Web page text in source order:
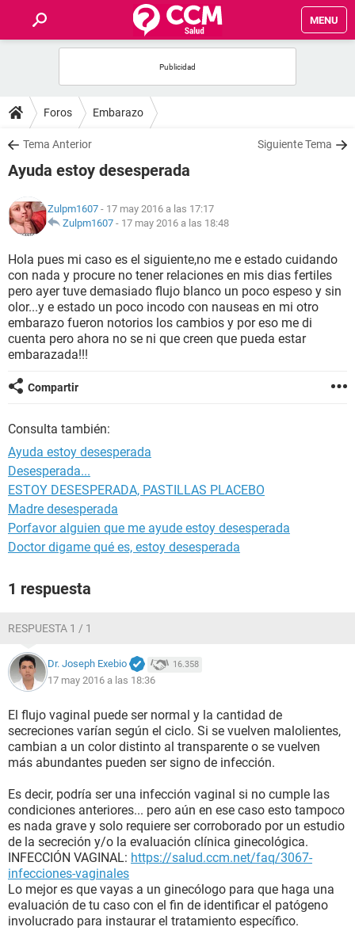
MENU
FOROS
SALUD
FAMILIA
NUTRICIÓN
BIENESTAR
SEXUALIDAD
GLOSARIO
Foros Embarazo
Tema Anterior Siguiente Tema
Ayuda estoy desesperada
Zulpm1607 - 17 may 2016 a las 17:17
Zulpm1607 - 17 may 2016 a las 18:48
Hola pues mi caso es el siguiente,no me e estado cuidando
con nada y procure no tener relaciones en mis dias fertiles
pero ayer tuve demasiado flujo blanco un poco espeso y sin
olor...y e estado un poco incodo con nauseas en mi otro
embarazo fueron notorios los cambios y por eso me di
cuenta pero ahora no se ni que creen que pueda estar
embarazada!!!
Compartir
Consulta también:
Ayuda estoy desesperada
Desesperada...
ESTOY DESESPERADA, PASTILLAS PLACEBO
Madre desesperada
Porfavor alguien que me ayude estoy desesperada
Doctor digame qué es, estoy desesperada
1 respuesta
RESPUESTA 1 / 1
Dr. Joseph Exebio 16.358
17 may 2016 a las 18:36
El flujo vaginal puede ser normal y la cantidad de
secreciones varían según el ciclo. Si se vuelven malolientes,
cambian a un color distinto al transparente o se vuelven
más abundantes pueden ser signo de infección.
Es decir, podría ser una infección vaginal si no cumple las
condiciones anteriores... pero aún en ese caso esto tampoco
es nada grave y solo requiere ser corroborado por un estudio
de la secreción y/o la evaluación clínica ginecológica.
INFECCIÓN VAGINAL: https://salud.ccm.net/faq/3067-
infecciones-vaginales
Lo mejor es que vayas a un ginecólogo para que haga una
evaluación de tu caso con el fin de identificar el patógeno
involucrado para instaurar el tratamiento específico.